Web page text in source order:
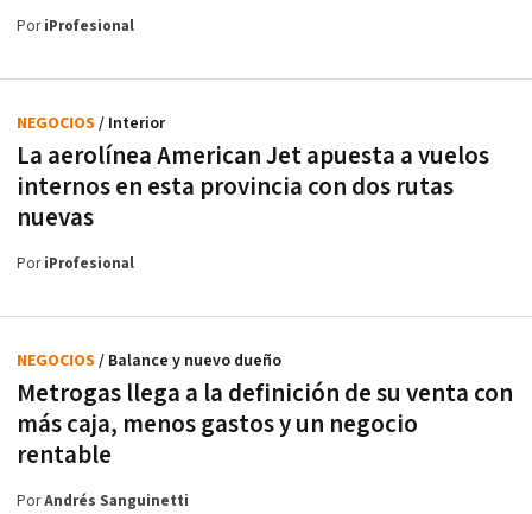
PoriProfesional
La aerolínea American Jet apuesta a vuelos
internos en esta provincia con dos rutas
nuevas
NEGOCIOS / Interior
PoriProfesional
Metrogas llega a la definición de su venta con
más caja, menos gastos y un negocio
rentable
NEGOCIOS / Balance y nuevo dueño
PorAndrés Sanguinetti